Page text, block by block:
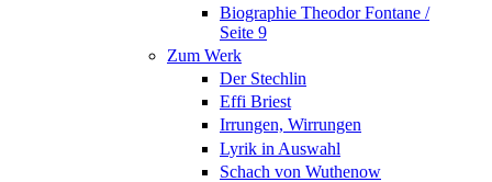
Biographie Theodor Fontane /
Seite 9
Zum Werk
Der Stechlin
Effi Briest
Irrungen, Wirrungen
Lyrik in Auswahl
Schach von Wuthenow